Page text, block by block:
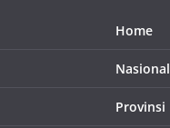
Home
Nasional
Provinsi